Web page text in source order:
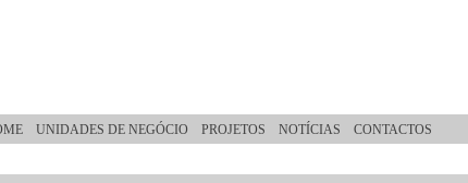
UNIDADES DE NEGÓCIO PROJETOS NOTÍCIAS CONTACTOS